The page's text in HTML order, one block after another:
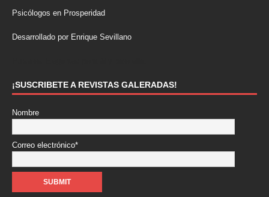
Psicólogos en Prosperidad
Desarrollado por Enrique Sevillano
¡SUSCRIBETE A REVISTAS GALERADAS!
Nombre
Correo electrónico*